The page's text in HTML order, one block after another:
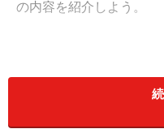
の内容を紹介しよう。
名はガイドが適当に訳
い。世界遺産とは世界
し、そのリストは英語